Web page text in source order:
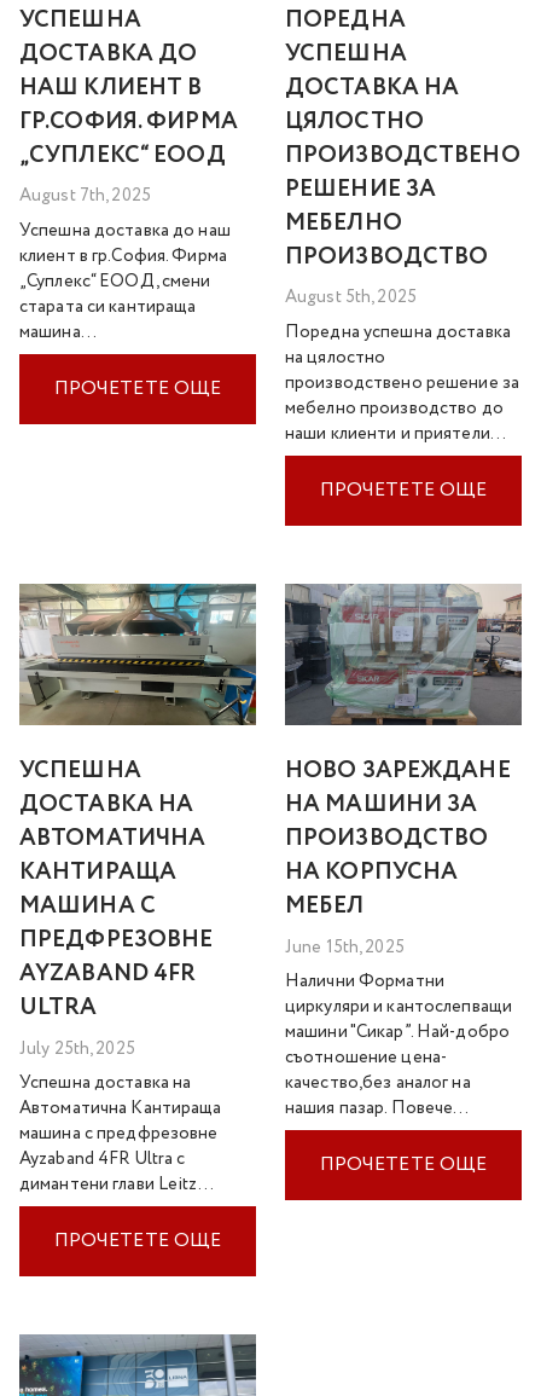
УСПЕШНА
ДОСТАВКА ДО
НАШ КЛИЕНТ В
ГР.СОФИЯ. ФИРМА
„СУПЛЕКС“ ЕООД
August 7th, 2025
Успешна доставка до наш
клиент в гр.София. Фирма
„Суплекс“ ЕООД, смени
старата си кантираща
машина…
ПРОЧЕТЕТЕ ОЩЕ
ПОРЕДНА
УСПЕШНА
ДОСТАВКА НА
ЦЯЛОСТНО
ПРОИЗВОДСТВЕНО
РЕШЕНИЕ ЗА
МЕБЕЛНО
ПРОИЗВОДСТВО
August 5th, 2025
Поредна успешна доставка
на цялостно
производствено решение за
мебелно производство до
наши клиенти и приятели…
ПРОЧЕТЕТЕ ОЩЕ
УСПЕШНА
ДОСТАВКА НА
АВТОМАТИЧНА
КАНТИРАЩА
МАШИНА С
ПРЕДФРЕЗОВНЕ
AYZABAND 4FR
ULTRA
July 25th, 2025
Успешна доставка на
Автоматична Кантираща
машина с предфрезовне
Ayzaband 4FR Ultra с
димантени глави Leitz…
ПРОЧЕТЕТЕ ОЩЕ
НОВО ЗАРЕЖДАНЕ
НА МАШИНИ ЗА
ПРОИЗВОДСТВО
НА КОРПУСНА
МЕБЕЛ
June 15th, 2025
Налични Форматни
циркуляри и кантослепващи
машини "Сикар”. Най-добро
съотношение цена-
качество,без аналог на
нашия пазар. Повече…
ПРОЧЕТЕТЕ ОЩЕ